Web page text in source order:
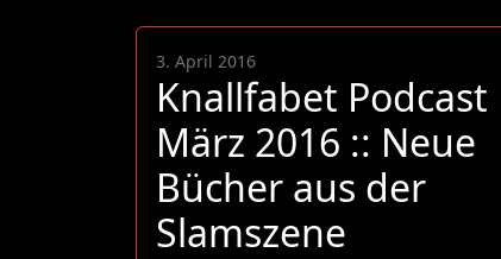
3. April 2016
Knallfabet Podcast
März 2016 :: Neue
Bücher aus der
Slamszene